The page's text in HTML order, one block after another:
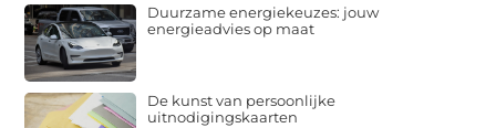
Duurzame energiekeuzes: jouw
energieadvies op maat
De kunst van persoonlijke
uitnodigingskaarten